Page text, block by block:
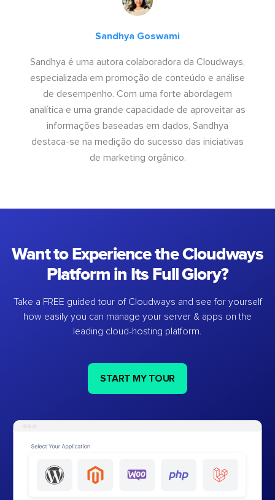
Sandhya Goswami
Sandhya é uma autora colaboradora da Cloudways,
especializada em promoção de conteúdo e análise
de desempenho. Com uma forte abordagem
analítica e uma grande capacidade de aproveitar as
informações baseadas em dados, Sandhya
destaca-se na medição do sucesso das iniciativas
de marketing orgânico.
Want to Experience the Cloudways
Platform in Its Full Glory?
Take a FREE guided tour of Cloudways and see for yourself
how easily you can manage your server & apps on the
leading cloud-hosting platform.
START MY TOUR